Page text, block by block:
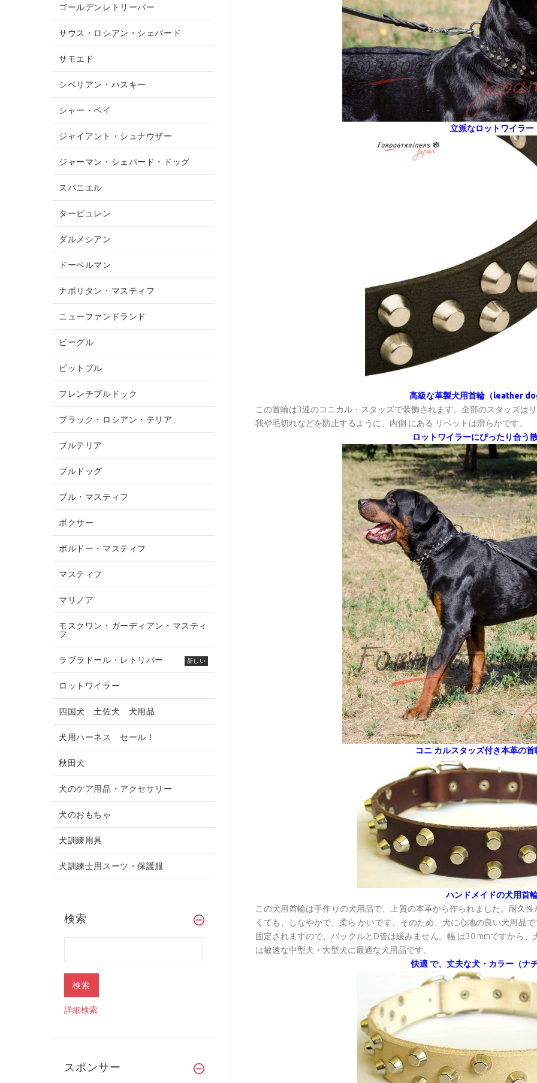
立派なロットワイラー
高級な革製犬用首輪（leather
この首輪は3連のコニカル・スタッズで装飾されます。全部のスタッズは
我や毛切れなどを防止するように、内側 にある リベットは滑らかです。
ロットワイラーにぴったり合う
コニ カルスタッズ付き本革の
ハンドメイドの犬用首
この犬用首輪は手作りの犬用品で、上質の本革から作られました。耐久
くても、しなやかで、柔ら かいです。そのため、犬に心地の良い犬用品
固定されますので、バックルとD管は緩みません。幅 は30 mmですから
は敏速な中型犬・大型犬に最適な犬用品です。
快適 で、丈夫な犬・カラー（ナ
ゴールデンレトリーバー
サウス・ロシアン・シェパード
サモエド
シベリアン・ハスキー
シャー・ペイ
ジャイアント・シュナウザー
ジャーマン・シェパード・ドッグ
スパニエル
タービュレン
ダルメシアン
ドーベルマン
ナポリタン・マスティフ
ニューファンドランド
ビーグル
ピットブル
フレンチブルドック
ブラック・ロシアン・テリア
ブルテリア
ブルドッグ
ブル・マスティフ
ボクサー
ボルドー・マスティフ
マスティフ
マリノア
モスクワン・ガーディアン・マスティ
フ
ラブラドール・レトリバー 新しい
ロットワイラー
四国犬 土佐犬 犬用品
犬用ハーネス セール！
秋田犬
犬のケア用品・アクセサリー
犬のおもちゃ
犬訓練用具
犬訓練士用スーツ・保護服
検索
詳細検索
スポンサー